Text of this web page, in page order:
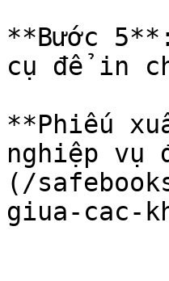
**Bước
cụ để in
**Phiếu
nghiệp vụ
(/